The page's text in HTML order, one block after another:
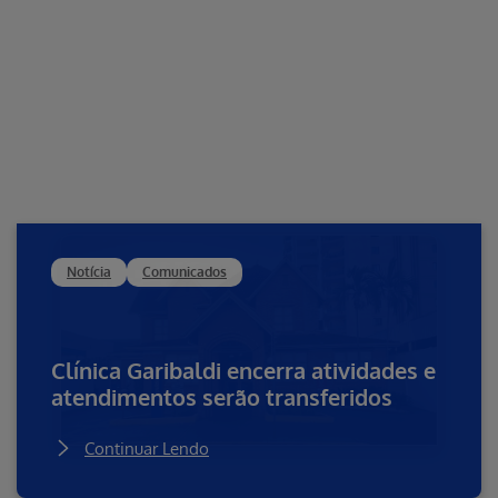
Notícia Comunicados
Clínica Garibaldi encerra atividades e
atendimentos serão transferidos
Continuar Lendo